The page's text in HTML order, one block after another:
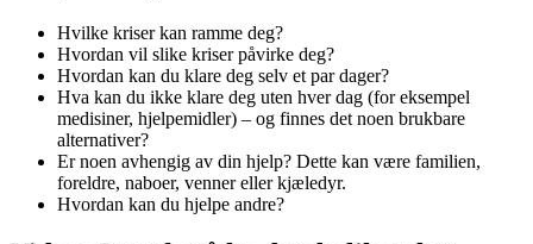
Hvilke kriser kan ramme deg?
Hvordan vil slike kriser påvirke deg?
Hvordan kan du klare deg selv et par dager?
Hva kan du ikke klare deg uten hver dag (for eksempel
medisiner, hjelpemidler) – og finnes det noen brukbare
alternativer?
Er noen avhengig av din hjelp? Dette kan være familien,
foreldre, naboer, venner eller kjæledyr.
Hvordan kan du hjelpe andre?